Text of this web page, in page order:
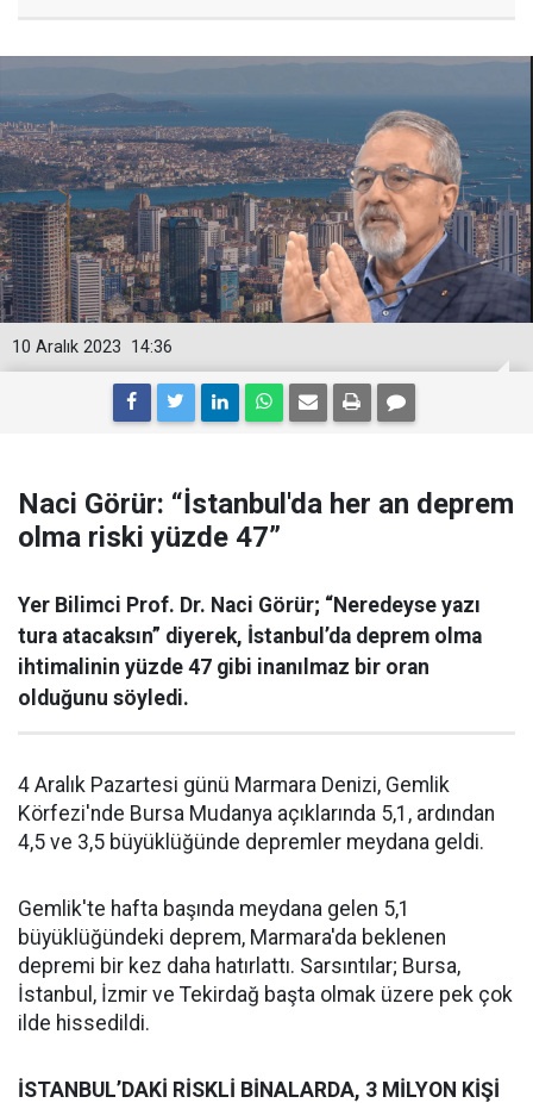
14:36
10 Aralık 2023
Naci Görür: “İstanbul'da her an deprem
olma riski yüzde 47”
Yer Bilimci Prof. Dr. Naci Görür; “Neredeyse yazı
tura atacaksın” diyerek, İstanbul’da deprem olma
ihtimalinin yüzde 47 gibi inanılmaz bir oran
olduğunu söyledi.
4 Aralık Pazartesi günü Marmara Denizi, Gemlik
Körfezi'nde Bursa Mudanya açıklarında 5,1, ardından
4,5 ve 3,5 büyüklüğünde depremler meydana geldi.
Gemlik'te hafta başında meydana gelen 5,1
büyüklüğündeki deprem, Marmara'da beklenen
depremi bir kez daha hatırlattı. Sarsıntılar; Bursa,
İstanbul, İzmir ve Tekirdağ başta olmak üzere pek çok
ilde hissedildi.
İSTANBUL’DAKİ RİSKLİ BİNALARDA, 3 MİLYON KİŞİ